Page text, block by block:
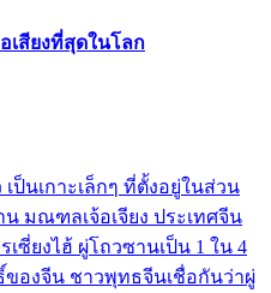
เสียงที่สุดในโลก
ป็นเกาะเล็กๆ ที่ตั้งอยู่ในส่วน
มณฑลเจ้อเจียง ประเทศจีน
ซี่ยงไฮ้ ผู่โถวซานเป็น 1 ใน 4
องจีน ชาวพุทธจีนเชื่อกันว่าผู่